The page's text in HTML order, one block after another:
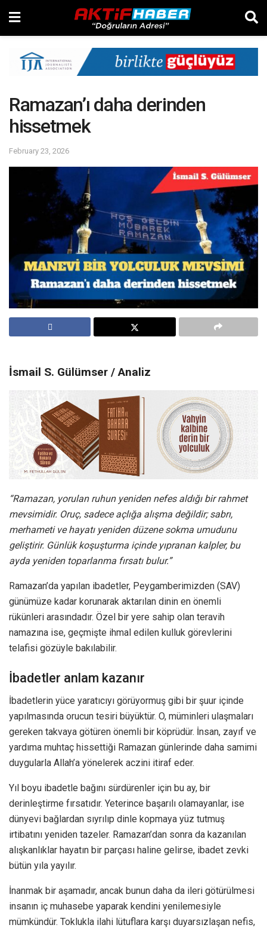
Ramazan’ı daha derinden
hissetmek
February 23, 2026
İsmail S. Gülümser / Analiz
“Ramazan, yorulan ruhun yeniden nefes aldığı bir rahmet
mevsimidir. Oruç, sadece açlığa alışma değildir; sabrı,
merhameti ve hayatı yeniden düzene sokma umudunu
geliştirir. Günlük koşuşturma içinde yıpranan kalpler, bu
ayda yeniden toparlanma fırsatı bulur.”
Ramazan’da yapılan ibadetler, Peygamberimizden (SAV)
günümüze kadar korunarak aktarılan dinin en önemli
rükünleri arasındadır. Özel bir yere sahip olan teravih
namazına ise, geçmişte ihmal edilen kulluk görevlerini
telafisi gözüyle bakılabilir.
İbadetler anlam kazanır
İbadetlerin yüce yaratıcıyı görüyormuş gibi bir şuur içinde
yapılmasında orucun tesiri büyüktür. O, müminleri ulaşmaları
gereken takvaya götüren önemli bir köprüdür. İnsan, zayıf ve
yardıma muhtaç hissettiği Ramazan günlerinde daha samimi
duygularla Allah’a yönelerek aczini itiraf eder.
Yıl boyu ibadetle bağını sürdürenler için bu ay, bir
derinleştirme fırsatıdır. Yeterince başarılı olamayanlar, ise
dünyevi bağlardan sıyrılıp dinle kopmaya yüz tutmuş
irtibatını yeniden tazeler. Ramazan’dan sonra da kazanılan
alışkanlıklar hayatın bir parçası haline gelirse, ibadet zevki
bütün yıla yayılır.
İnanmak bir aşamadır, ancak bunun daha da ileri götürülmesi
insanın iç muhasebe yaparak kendini yenilemesiyle
mümkündür. Toklukla ilahi lütuflara karşı duyarsızlaşan nefis,